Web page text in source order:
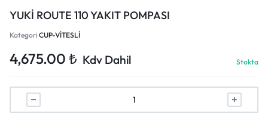
YUKİ ROUTE 110 YAKIT POMPASI
Kategori CUP-VİTESLİ
4,675.00 ₺ Kdv Dahil Stokta